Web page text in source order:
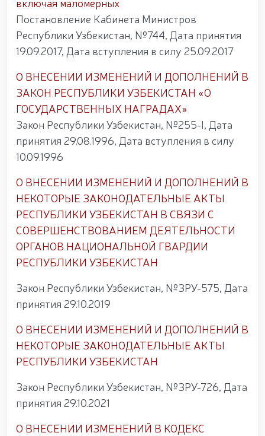
Постановление Кабинета Министров
Республики Узбекистан, №744, Дата принятия
19.09.2017, Дата вступления в силу 25.09.2017
О ВНЕСЕНИИ ИЗМЕНЕНИЙ И ДОПОЛНЕНИЙ В
ЗАКОН РЕСПУБЛИКИ УЗБЕКИСТАН «О
ГОСУДАРСТВЕННЫХ НАГРАДАХ»
Закон Республики Узбекистан, №255-I, Дата
принятия 29.08.1996, Дата вступления в силу
10.09.1996
О ВНЕСЕНИИ ИЗМЕНЕНИЙ И ДОПОЛНЕНИЙ В
НЕКОТОРЫЕ ЗАКОНОДАТЕЛЬНЫЕ АКТЫ
РЕСПУБЛИКИ УЗБЕКИСТАН В СВЯЗИ С
СОВЕРШЕНСТВОВАНИЕМ ДЕЯТЕЛЬНОСТИ
ОРГАНОВ НАЦИОНАЛЬНОЙ ГВАРДИИ
РЕСПУБЛИКИ УЗБЕКИСТАН
Закон Республики Узбекистан, №ЗРУ-575, Дата
принятия 29.10.2019
О ВНЕСЕНИИ ИЗМЕНЕНИЙ И ДОПОЛНЕНИЙ В
НЕКОТОРЫЕ ЗАКОНОДАТЕЛЬНЫЕ АКТЫ
РЕСПУБЛИКИ УЗБЕКИСТАН
Закон Республики Узбекистан, №ЗРУ-726, Дата
принятия 29.10.2021
O ВНЕСЕНИИ ИЗМЕНЕНИЙ В КОДЕКС